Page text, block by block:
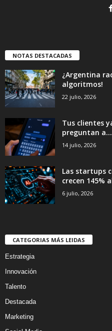
NOTAS DESTACADAS
¿Argentina
algoritmos!
22 julio, 2026
Tus clientes
preguntan a...
14 julio, 2026
Las startups
crecen 145%
6 julio, 2026
CATEGORIAS MÁS LEIDAS
Estrategia
Innovación
Talento
Destacada
Marketing